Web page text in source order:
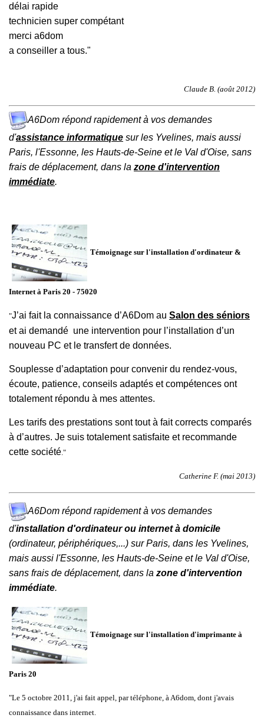
délai rapide
technicien super compétant
merci a6dom
a conseiller a tous."
Claude B. (août 2012)
A6Dom répond rapidement à vos demandes
d'assistance informatique sur les Yvelines, mais aussi
Paris, l'Essonne, les Hauts-de-Seine et le Val d'Oise, sans
frais de déplacement, dans la zone d'intervention
immédiate.
Témoignage sur l'installation d'ordinateur &
Internet à Paris 20 - 75020
"J’ai fait la connaissance d’A6Dom au Salon des séniors
et ai demandé une intervention pour l’installation d’un
nouveau PC et le transfert de données.
Souplesse d’adaptation pour convenir du rendez-vous,
écoute, patience, conseils adaptés et compétences ont
totalement répondu à mes attentes.
Les tarifs des prestations sont tout à fait corrects comparés
à d’autres. Je suis totalement satisfaite et recommande
cette société."
Catherine F. (mai 2013)
A6Dom répond rapidement à vos demandes
d'installation d'ordinateur ou internet à domicile
(ordinateur, périphériques,...) surParis, dans les Yvelines,
mais aussi l'Essonne, les Hauts-de-Seine et le Val d'Oise,
sans frais de déplacement, dans la zone d'intervention
immédiate.
Témoignage sur l'installation d'imprimante à
Paris 20
"Le 5 octobre 2011, j'ai fait appel, par téléphone, à A6dom, dont j'avais
connaissance dans internet.